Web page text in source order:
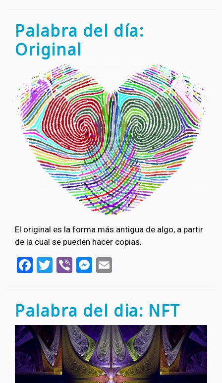
Palabra del día:
Original
El original es la forma más antigua de algo, a partir
de la cual se pueden hacer copias.
Facebook
Twitter
ViberMessenger
Palabra del dia: NFT